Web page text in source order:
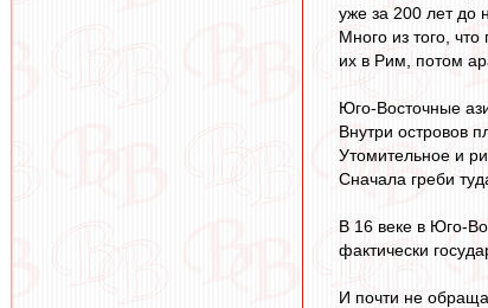
уже за 200 лет до
Много из того,
их в Рим, потом
Юго-Восточные
Внутри островов
Утомительное и
Сначала греби
В 16 веке в Юго-
фактически
И почти не